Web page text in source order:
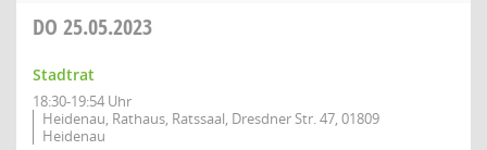
DO 25.05.2023
Stadtrat
18:30-19:54 Uhr
Heidenau, Rathaus, Ratssaal, Dresdner Str. 47, 01809
Heidenau